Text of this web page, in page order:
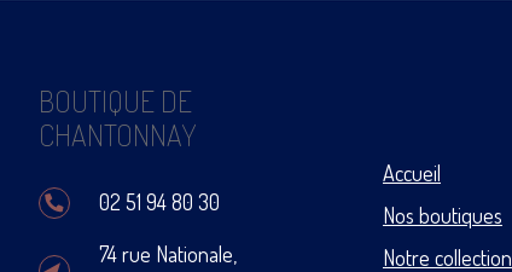
BOUTIQUE DE
CHANTONNAY
02 51 94 80 30
74 rue Nationale,
Accueil
Nos boutiques
Notre collection